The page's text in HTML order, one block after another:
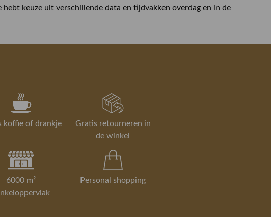
keuze uit verschillende data en tijdvakken overdag en in de
koffie of drankje
Gratis retourneren in
de winkel
6000 m²
Personal shopping